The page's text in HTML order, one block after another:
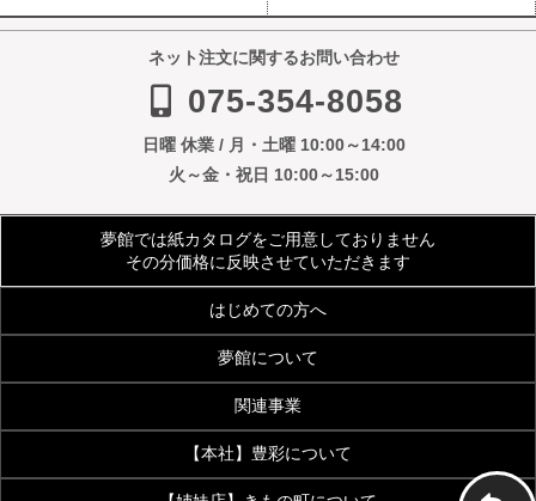
ネット注文に関するお問い合わせ
075-354-8058
日曜 休業 / 月・土曜 10:00～14:00
火～金・祝日 10:00～15:00
夢館では紙カタログをご用意しておりません
その分価格に反映させていただきます
はじめての方へ
夢館について
関連事業
【着付・美容】夢館beauty 京都観光着物レンタル
【本社】豊彩について